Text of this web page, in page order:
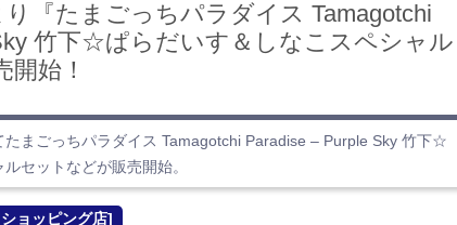
り『たまごっちパラダイス Tamagotchi
竹下☆ぱらだいす＆しなこスペシャル
始！
たまごっちパラダイス Tamagotchi Paradise – Purple Sky 竹下☆
セットなどが販売開始。
ョッピング店]